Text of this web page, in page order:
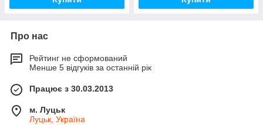
Про нас
Рейтинг не сформований
Менше 5 відгуків за останній рік
Працює з 30.03.2013
м. Луцьк
Луцьк, Україна